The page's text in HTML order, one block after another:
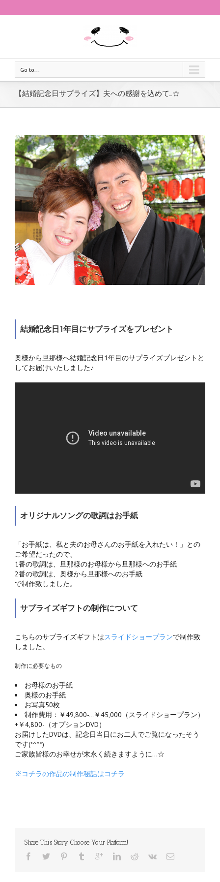
Go to...
【結婚記念日サプライズ】夫への感謝を込めて…☆
結婚記念日1年目にサプライズをプレゼント
奥様から旦那様へ結婚記念日1年目のサプライズプレゼントと
してお届けいたしました♪
オリジナルソングの歌詞はお手紙
「お手紙は、私と夫のお母さんのお手紙を入れたい！」との
ご希望だったので、
1番の歌詞は、旦那様のお母様から旦那様へのお手紙
2番の歌詞は、奥様から旦那様へのお手紙
で制作致しました。
サプライズギフトの制作について
こちらのサプライズギフトはスライドショープランで制作致
しました。
制作に必要なもの
お母様のお手紙
奥様のお手紙
お写真50枚
制作費用：￥49,800-…￥45,000（スライドショープラン）
+￥4,800-（オプションDVD）
お届けしたDVDは、記念日当日にお二人でご覧になったそう
です(*^^*)
ご家族皆様のお幸せが末永く続きますように…☆
※コチラの作品の制作秘話はコチラ
Share This Story, Choose Your Platform!